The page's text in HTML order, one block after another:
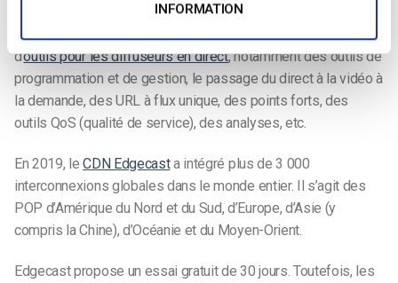
INFORMATION
vidéo et la diffusion OTT, ainsi que sur une variété d’autres
contenus. Edgecast propose également une large gamme
d’outils pour les diffuseurs en direct, notamment des outils de
programmation et de gestion, le passage du direct à la vidéo à
la demande, des URL à flux unique, des points forts, des
outils QoS (qualité de service), des analyses, etc.
En 2019, leCDN Edgecasta intégré plus de 3 000
interconnexions globales dans le monde entier. Il s’agit des
POP d’Amérique du Nord et du Sud, d’Europe, d’Asie (y
compris la Chine), d’Océanie et du Moyen-Orient.
Edgecast propose un essai gratuit de 30 jours. Toutefois, les